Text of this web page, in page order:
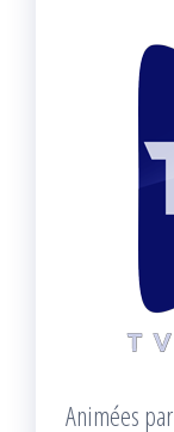
Animées par